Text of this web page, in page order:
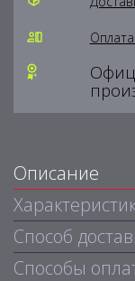
Описание
Способ
Способы